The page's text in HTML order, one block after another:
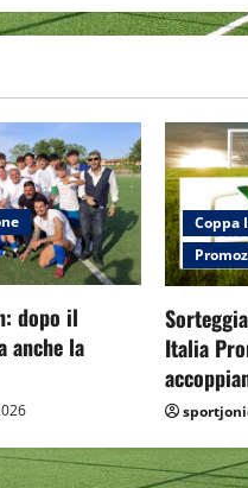
dopo il
anche la
Coppa
Italia